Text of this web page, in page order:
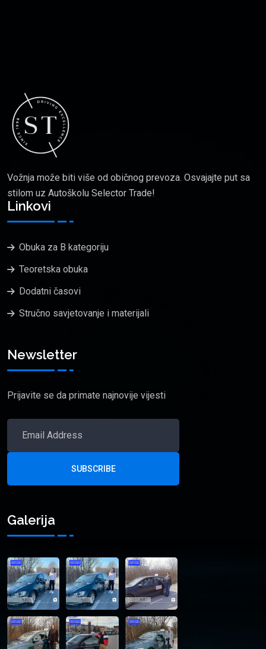
Vožnja može biti više od običnog prevoza. Osvajajte put sa
stilom uz Autoškolu Selector Trade!
Linkovi
Obuka za B kategoriju
Teoretska obuka
Dodatni časovi
Stručno savjetovanje i materijali
Newsletter
Prijavite se da primate najnovije vijesti
SUBSCRIBE
Galerija